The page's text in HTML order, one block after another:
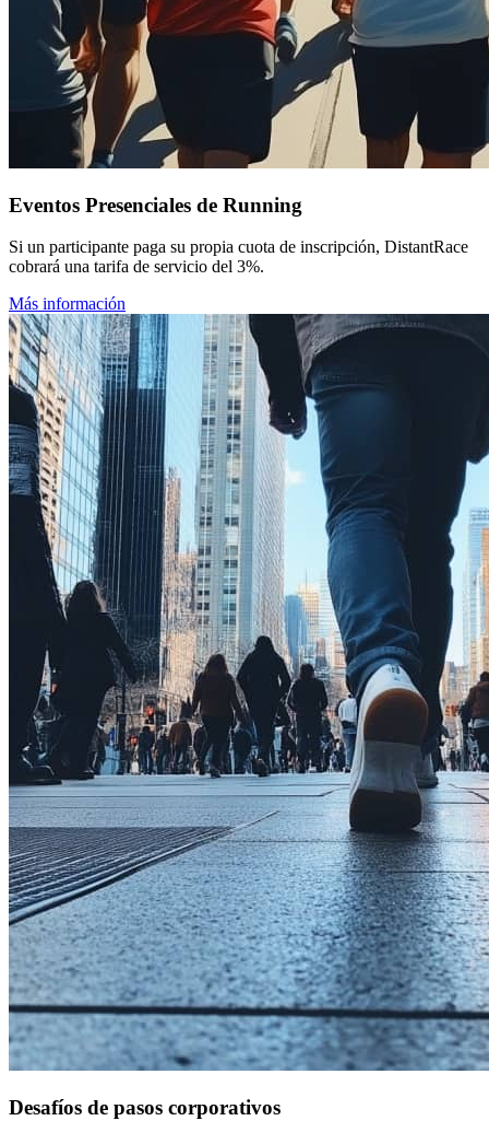
Eventos Presenciales de Running
Si un participante paga su propia cuota de inscripción, DistantRace
cobrará una tarifa de servicio del 3%.
Más información
Desafíos de pasos corporativos